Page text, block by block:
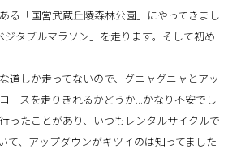
る「国営武蔵丘陵森林公園」にやってきまし
タブルマラソン」を走ります。そして初め
道しか走ってないので、グニャグニャとアッ
ースを走りきれるかどうか...かなり不安でし
ったことがあり、いつもレンタルサイクルで
て、アップダウンがキツイのは知ってました